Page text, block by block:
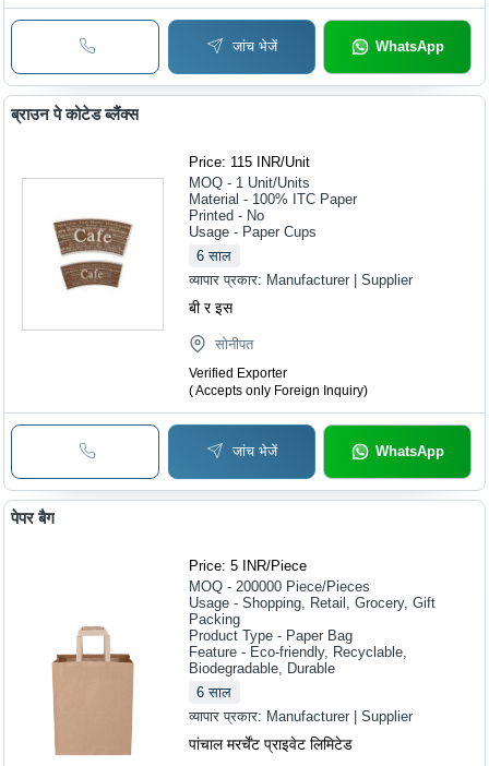
जांच भेजें WhatsApp
ब्राउन पे कोटेड ब्लैंक्स
Price: 115 INR/Unit
MOQ - 1 Unit/Units
Material - 100% ITC Paper
Printed - No
Usage - Paper Cups
6 साल
व्यापार प्रकार: Manufacturer | Supplier
बी र इस
सोनीपत
Verified Exporter
( Accepts only Foreign Inquiry)
जांच भेजें WhatsApp
पेपर बैग
Price: 5 INR/Piece
MOQ - 200000 Piece/Pieces
Usage - Shopping, Retail, Grocery, Gift
Packing
Product Type - Paper Bag
Feature - Eco-friendly, Recyclable,
Biodegradable, Durable
6 साल
व्यापार प्रकार: Manufacturer | Supplier
पांचाल मरर्चेंट प्राइवेट लिमिटेड